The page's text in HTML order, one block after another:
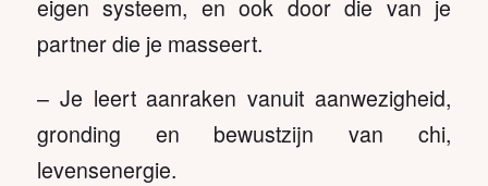
eigen systeem, en ook door die van je
partner die je masseert.
– Je leert aanraken vanuit aanwezigheid,
gronding en bewustzijn van chi,
levensenergie.